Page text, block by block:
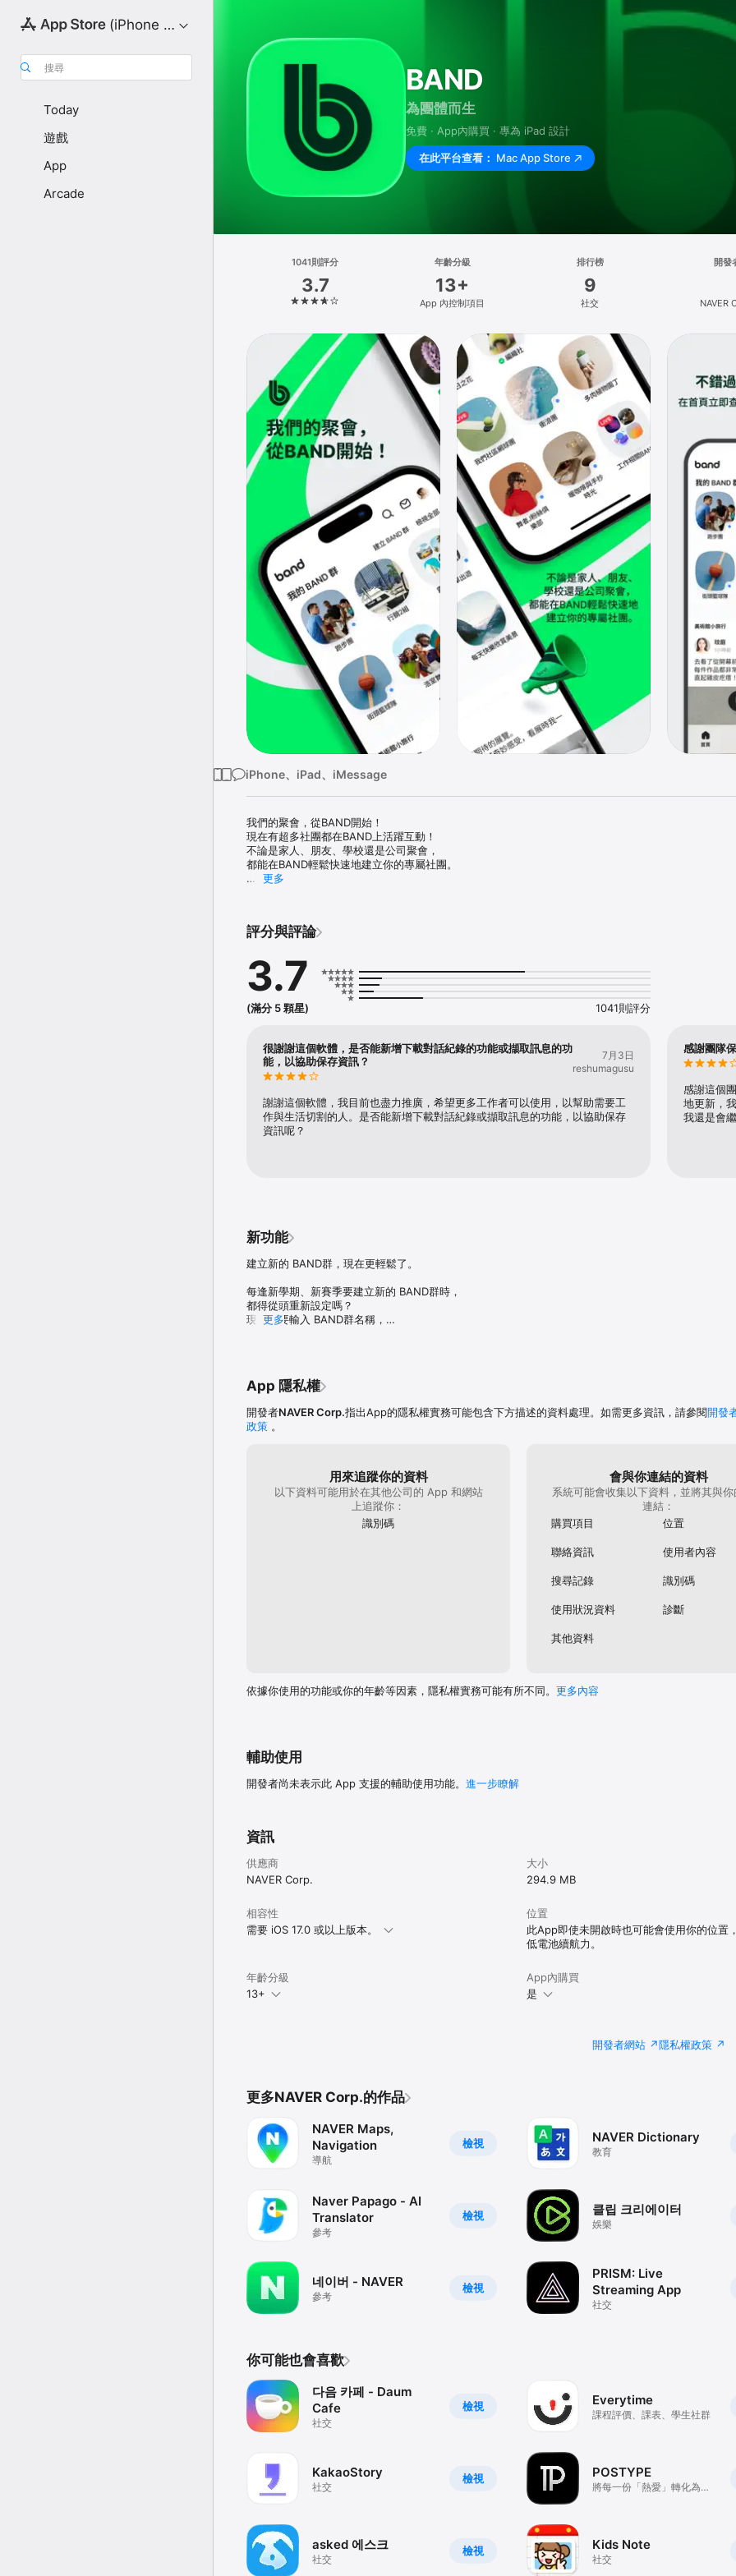
(iPhone 版)
搜尋
Today
遊戲
App
Arcade
BAND
為團體而生
免費 · App內購買 · 專為 iPad 設計
在此平台查看： Mac App Store
1041則評分
3.7
年齡分級
13+
App 內控制項目
排行榜
9
社交
開發
NAVER
iPhone、iPad、iMessage
我們的聚會，從BAND開始！
現在有超多社團都在BAND上活躍互動！
不論是家人、朋友、學校還是公司聚會，
都能在BAND輕鬆快速地建立你的專屬社團。
- 有新貼文時，會即時傳送推播通知。
◆一目了然的行程管理
- 可在首頁快速查看或新增行程。
- 只要登記好行程，就會自動提醒即將到來的行程。
- 登記在社團行事曆後，所有成員都能同步查看。
◆留住聚會的美好回憶
- 上傳照片與影片，安全保存每個珍貴時刻。
- 時間過了也能再回來，一起重溫那些回憶。
◆即時互動更貼近彼此
- 用待辦清單（To-Do）有效管理共同任務。
- 一起參與起床打卡挑戰、閱讀記錄、學習任務，與成員共同成長。
手機和電腦都能輕鬆使用。
www.band.us
［相機］
可將在 BAND 中拍攝的照片上傳至公佈欄或聊天室、設定為個人檔案照片，與 BAND群成員進行群組通
話），以及透過 QR Code 尋找 BAND群 邀請卡。
［照片］
可將照片與影片附加至貼文等內容、設定為個人檔案照片，或使用 QR 邀請卡儲存功能。
可儲存 BAND群成員的聯絡資訊，或透過手機內儲存的聯絡人邀請朋友加入。
可在 BAND群簡介、貼文、行程等內容中附加目前位置，或與 BAND群成員分享自己的位置。
更多
評分與評論
3.7
(滿分 5 顆星) 1041則評分
很謝謝這個軟體，是否能新增下載對話紀錄的功能或擷取訊息的功
能，以協助保存資訊？
7月3日
reshumagusu
謝謝這個軟體，我目前也盡力推廣，希望更多工作者可以使用，以幫助需要工
作與生活切割的人。是否能新增下載對話紀錄或擷取訊息的功能，以協助保存
資訊呢？
感謝團隊
感謝這個
地更新，
我還是會
新功能
建立新的 BAND群，現在更輕鬆了。
每逢新學期、新賽季要建立新的 BAND群時，
都得從頭重新設定嗎？
現在只要輸入 BAND群名稱，
需要重新開始時，不妨試試這項功能吧！
更多
App 隱私權
開發者NAVER Corp.指出App的隱私權實務可能包含下方描述的資料處理。如需更多資訊，請參閱開發
政策 。
用來追蹤你的資料
以下資料可能用於在其他公司的 App 和網站
上追蹤你：
識別碼
會與你連結的資料
系統可能會收集以下資料，並將其與
連結：
購買項目
位置
聯絡資訊 使用者內容
搜尋記錄 識別碼
使用狀況資料 診斷
其他資料
依據你使用的功能或你的年齡等因素，隱私權實務可能有所不同。 更多內容
輔助使用
開發者尚未表示此 App 支援的輔助使用功能。 進一步瞭解
資訊
供應商
NAVER Corp.
大小
294.9 MB
相容性
需要 iOS 17.0 或以上版本。
位置
此App即使未開啟時也可能會使用你的位置
低電池續航力。
年齡分級
13+
App內購買
是
開發者網站 隱私權政策
更多NAVER Corp.的作品
檢視
NAVER Maps,
Navigation
導航
檢視
Naver Papago - AI
Translator
參考
檢視
네이버 - NAVER
參考
NAVER Dictionary
教育
클립 크리에이터
娛樂
PRISM: Live
Streaming App
社交
你可能也會喜歡
檢視
다음 카페 - Daum
Cafe
社交
檢視
KakaoStory
社交
檢視
asked 에스크
社交
Everytime
課程評價、課表、學生社群
POSTYPE
將每一份「熱愛」轉化為價
Kids Note
社交